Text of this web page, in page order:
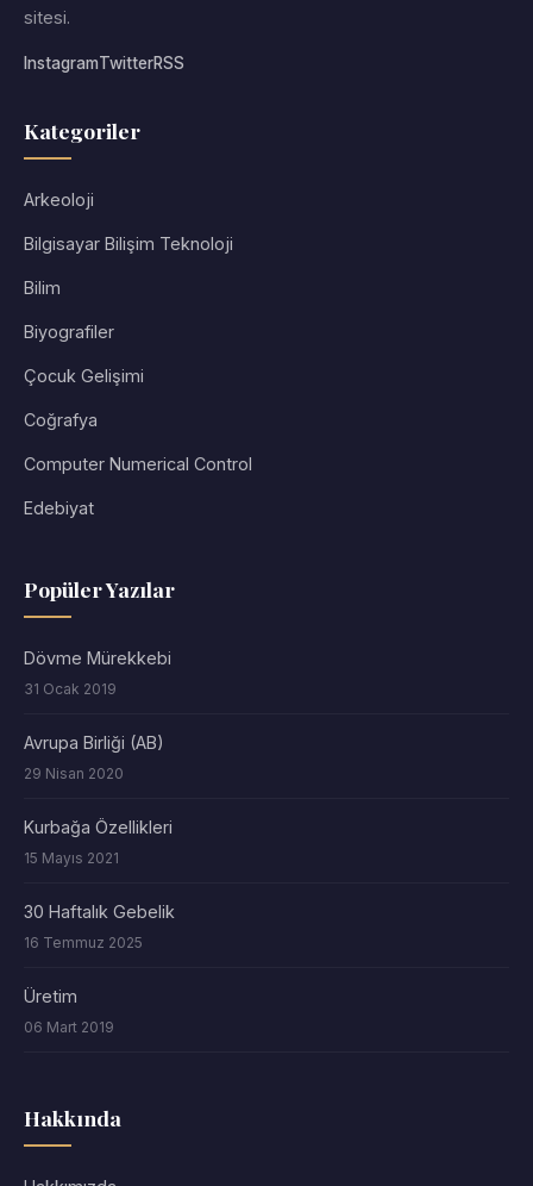
sitesi.
InstagramTwitterRSS
Kategoriler
Arkeoloji
Bilgisayar Bilişim Teknoloji
Bilim
Biyografiler
Çocuk Gelişimi
Coğrafya
Computer Numerical Control
Edebiyat
Popüler Yazılar
Dövme Mürekkebi
31 Ocak 2019
Avrupa Birliği (AB)
29 Nisan 2020
Kurbağa Özellikleri
15 Mayıs 2021
30 Haftalık Gebelik
16 Temmuz 2025
Üretim
06 Mart 2019
Hakkında